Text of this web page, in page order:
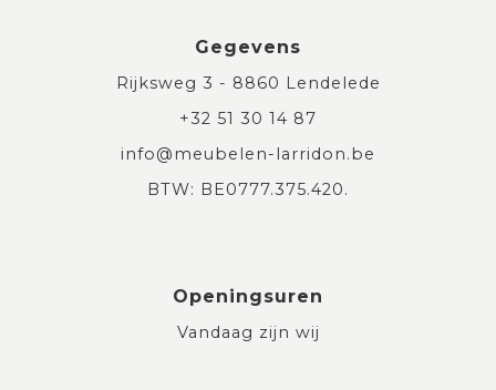
Gegevens
Rijksweg 3 - 8860 Lendelede
+32 51 30 14 87
info@meubelen-larridon.be
BTW: BE0777.375.420.
Openingsuren
Vandaag zijn wij